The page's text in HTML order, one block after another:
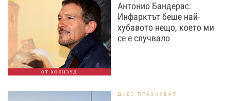
ОТ ХОЛИВУД
Антонио Бандерас:
Инфарктът беше най-
хубавото нещо, което ми
се е случвало
ДНЕС ПРАЗНУВАТ